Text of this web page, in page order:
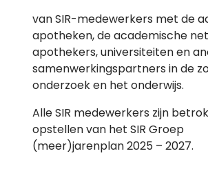
van SIR-medewerkers met de
apotheken, de academische
apothekers, universiteiten en
samenwerkingspartners in de
onderzoek en het onderwijs.
Alle SIR medewerkers zijn
opstellen van het SIR Groep
(meer)jarenplan 2025 – 2027.